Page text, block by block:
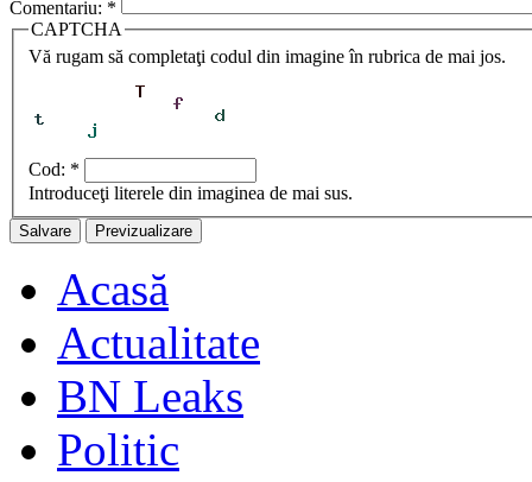
Comentariu: *
CAPTCHA
Vă rugam să completaţi codul din imagine în rubrica de mai jos.
Cod: *
Introduceţi literele din imaginea de mai sus.
Acasă
Actualitate
BN Leaks
Politic